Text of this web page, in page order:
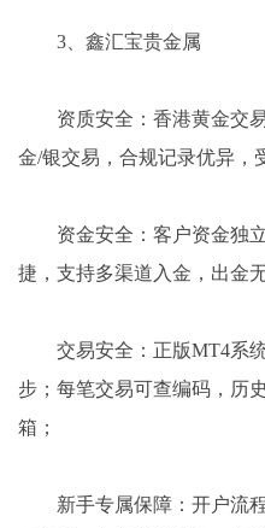
3、鑫汇宝贵金属
资质安全：香港黄金交
金/银交易，合规记录优异，
资金安全：客户资金独
捷，支持多渠道入金，出金
交易安全：正版MT4系
步；每笔交易可查编码，历
箱；
新手专属保障：开户流